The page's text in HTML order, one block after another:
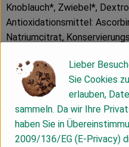
Knoblauch*, Zwiebel*,
Antioxidationsmittel:
Natriumcitrat,
aus kontrolliert
Unter Schutzatmosphäre
Durchschnittliche
Brennwert 848 KJ/ 203 kcal
Fett 14,9g
Lieber
Sie Cookies
erlauben,
sammeln. Da wir Ihre
haben Sie in
2009/136/EG (E-Privacy)